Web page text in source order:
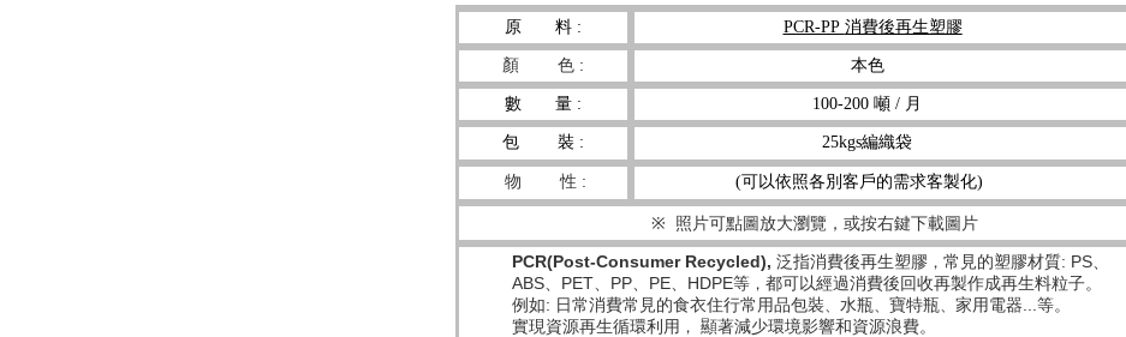
原 料 : PCR-PP 消費後再生塑膠
顏 色 :
本色
數 量 : 100-200 噸 / 月
包 裝 : 25kgs編織袋
物 性 : (可以依照各別客戶的需求客製化)
※ 照片可點圖放大瀏覽，或按右鍵下載圖片
PCR(Post-Consumer Recycled), 泛指消費後再生塑膠， 常見的塑膠材質: PS、
ABS、PET、PP、PE、HDPE等， 都可以經過消費後回收再製作成再生料粒子。
例如: 日常消費常見的食衣住行常用品包裝、 水瓶、 寶特瓶、 家用電器...等。
實現資源再生循環利用 ， 顯著減少環境影響和資源浪費。